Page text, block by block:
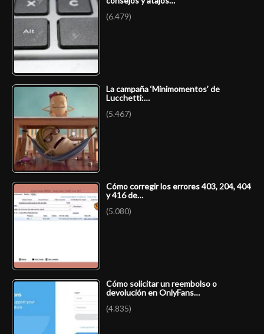
(6.479)
La campaña ‘Minimomentos’ de
Lucchetti:…
(5.467)
Cómo corregir los errores 403, 204, 404
y 416 de…
(5.080)
Cómo solicitar un reembolso o
devolución en OnlyFans…
(4.835)